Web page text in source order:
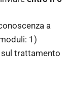
a
1)
trattamento